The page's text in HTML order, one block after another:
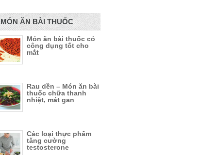
MÓN ĂN BÀI THUỐC
Món ăn bài thuốc có
công dụng tốt cho
mắt
Rau dền – Món ăn bài
thuốc chữa thanh
nhiệt, mát gan
Các loại thực phẩm
tăng cường
testosterone